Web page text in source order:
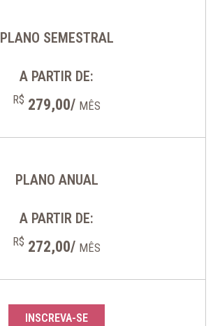
PLANO SEMESTRAL
A PARTIR DE:
R$ 279,00/ MÊS
PLANO ANUAL
A PARTIR DE:
R$ 272,00/ MÊS
INSCREVA-SE